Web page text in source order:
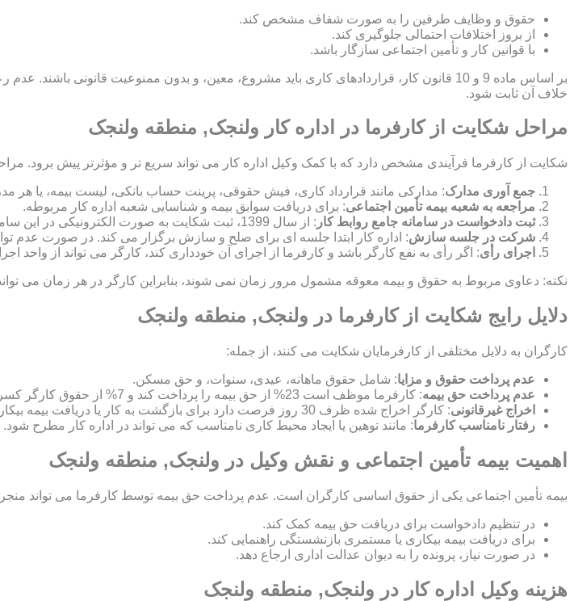
حقوق و وظایف طرفین را به صورت شفاف مشخص کند.
از بروز اختلافات احتمالی جلوگیری کند.
با قوانین کار و تأمین اجتماعی سازگار باشد.
بر اساس ماده 9 و 10 قانون کار، قراردادهای کاری باید مشروع، معین، و بدون ممنوعیت
خلاف آن ثابت شود.
مراحل شکایت از کارفرما در اداره کار ولنجک, منطقه ولنجک
شکایت از کارفرما فرآیندی مشخص دارد که با کمک وکیل اداره کار می تواند سریع تر و مؤثرتر پیش برود.
جمع آوری مدارک: مدارکی مانند قرارداد کاری، فیش حقوقی، پرینت حساب بانکی، لیست بیمه، یا هر
مراجعه به شعبه بیمه تأمین اجتماعی: برای دریافت سوابق بیمه و شناسایی شعبه اداره کار مربوطه.
ثبت دادخواست در سامانه جامع روابط کار : از سال 1399، ثبت شکایت به صورت الکترونیکی در این سامانه انجام می شود.
شرکت در جلسه سازش: اداره کار ابتدا جلسه ای برای صلح و سازش برگزار می کند. در صورت
اجرای رأی: اگر رأی به نفع کارگر باشد و کارفرما از اجرای آن خودداری کند، کارگر می تواند از واحد
نکته: دعاوی مربوط به حقوق و بیمه معوقه مشمول مرور زمان نمی شوند، بنابراین کارگر در هر زمان می
دلایل رایج شکایت از کارفرما در ولنجک, منطقه ولنجک
کارگران به دلایل مختلفی از کارفرمایان شکایت می کنند، از جمله:
عدم پرداخت حقوق و مزایا: شامل حقوق ماهانه، عیدی، سنوات، و حق مسکن.
عدم پرداخت حق بیمه: کارفرما موظف است 23% از حق بیمه را پرداخت کند و 7% از حقوق کارگر کسر می شود.
اخراج غیرقانونی: کارگر اخراج شده ظرف 30 روز فرصت دارد برای بازگشت به کار یا دریافت بیمه بیکاری شکایت کند.
رفتار نامناسب کارفرما: مانند توهین یا ایجاد محیط کاری نامناسب که می تواند در اداره کار مطرح شود.
اهمیت بیمه تأمین اجتماعی و نقش وکیل در ولنجک, منطقه ولنجک
بیمه تأمین اجتماعی یکی از حقوق اساسی کارگران است. عدم پرداخت حق بیمه توسط کارفرما می تواند
در تنظیم دادخواست برای دریافت حق بیمه کمک کند.
برای دریافت بیمه بیکاری یا مستمری بازنشستگی راهنمایی کند.
در صورت نیاز، پرونده را به دیوان عدالت اداری ارجاع دهد.
هزینه وکیل اداره کار در ولنجک, منطقه ولنجک